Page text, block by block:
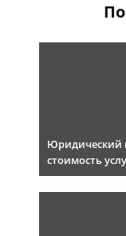
Юридический
стоимость